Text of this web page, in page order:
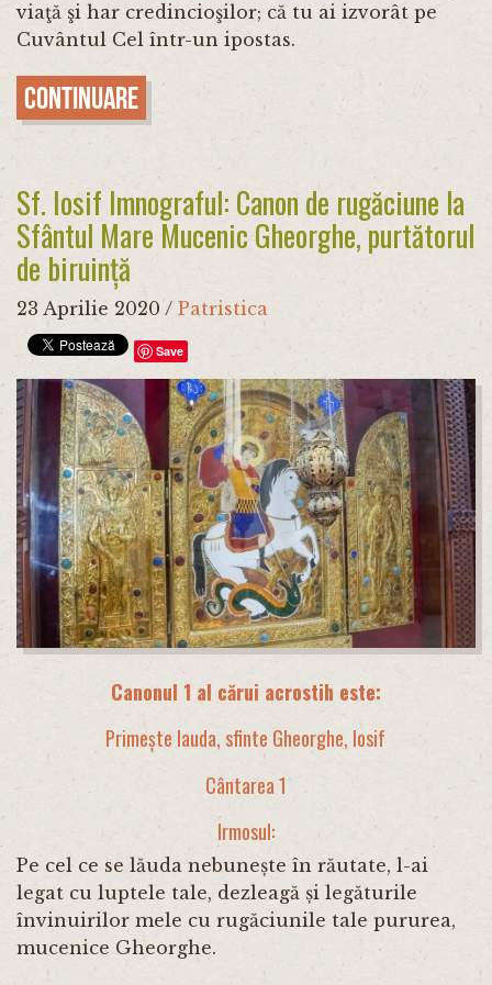
viaţă şi har credincioşilor; că tu ai izvorât pe
Cuvântul Cel într-un ipostas.
Continuare
Sf. Iosif Imnograful: Canon de rugăciune la
Sfântul Mare Mucenic Gheorghe, purtătorul
de biruință
23 Aprilie 2020/ Patristica
Save
Canonul 1 al cărui acrostih este:
Primește lauda, sfinte Gheorghe, Iosif
Cântarea 1
Irmosul:
Pe cel ce se lăuda nebunește în răutate, l-ai
legat cu luptele tale, dezleagă și legăturile
învinuirilor mele cu rugăciunile tale pururea,
mucenice Gheorghe.